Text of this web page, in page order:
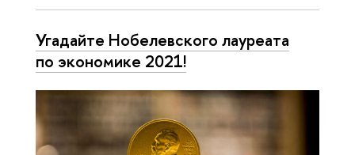
Угадайте Нобелевского лауреата
по экономике 2021!